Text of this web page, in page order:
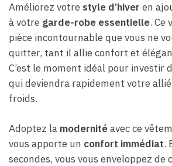
Améliorez votre style d’hiver en
à votre garde-robe essentielle. Ce
pièce incontournable que vous ne
quitter, tant il allie confort et
C’est le moment idéal pour investir
qui deviendra rapidement votre
froids.
Adoptez la modernitéavec ce
vous apporte un confort immédiat.
secondes, vous vous enveloppez de